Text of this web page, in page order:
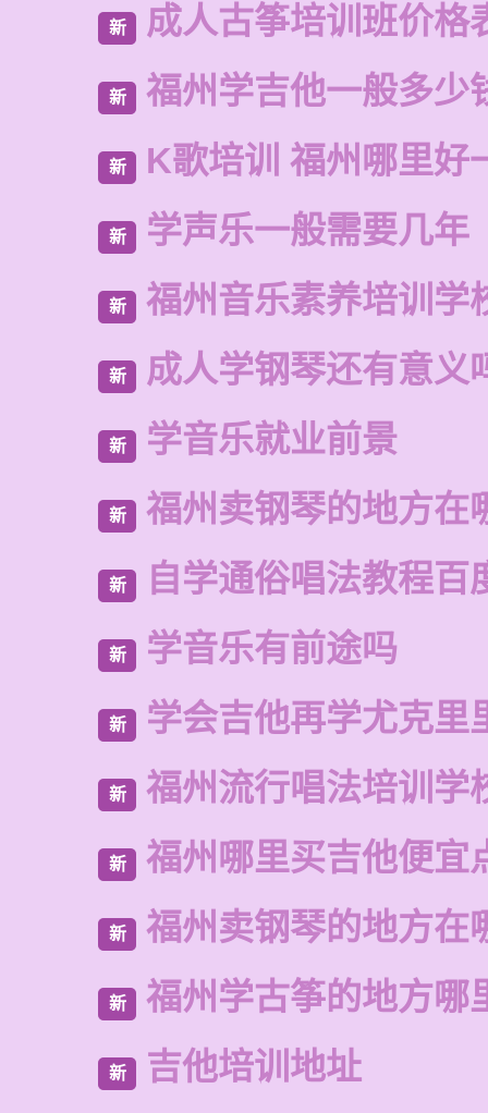
新 成人古筝培训班价格
新 福州学吉他一般多少
新 K歌培训 福州哪里好
新 学声乐一般需要几年
新 福州音乐素养培训学
新 成人学钢琴还有意义
新 学音乐就业前景
新 福州卖钢琴的地方在
新 自学通俗唱法教程百
新 学音乐有前途吗
新 学会吉他再学尤克里
新 福州流行唱法培训学
新 福州哪里买吉他便宜
新 福州卖钢琴的地方在
新 福州学古筝的地方哪
新 吉他培训地址